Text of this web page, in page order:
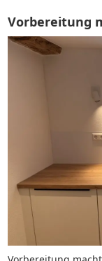
Vorbereitung